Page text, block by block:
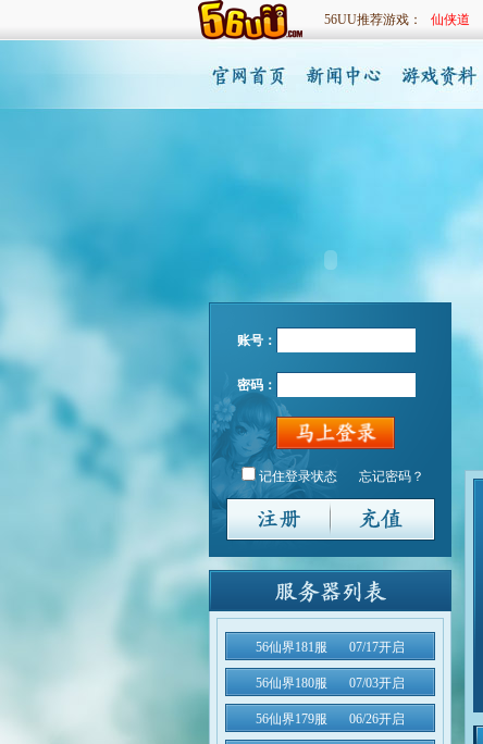
56UU推荐游戏： 仙侠道
账号：
密码：
记住登录状态 忘记密码？
56仙界181服 07/17开启
56仙界180服 07/03开启
56仙界179服 06/26开启